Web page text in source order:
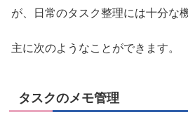
が、日常のタスク整理には十分な
主に次のようなことができます。
タスクのメモ管理